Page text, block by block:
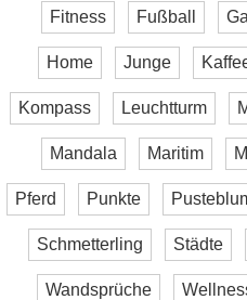
Fitness Fußball
Home Junge
Kompass Leuchtturm
Mandala Maritim
Pferd Punkte
Schmetterling Städte
Wandsprüche